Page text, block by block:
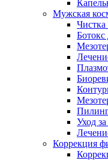
Мужская
Уход
Коррекция